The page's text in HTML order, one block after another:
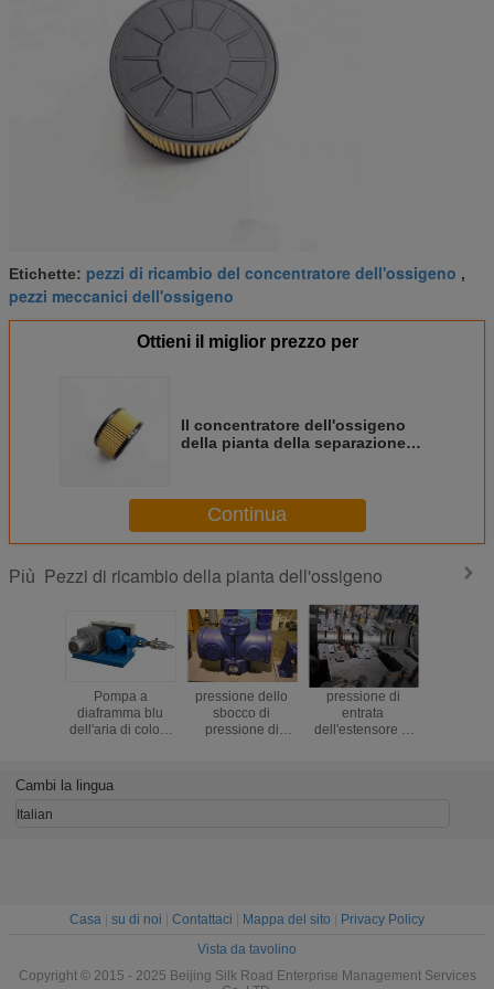
Etichette: pezzi di ricambio del concentratore dell'ossigeno ,
pezzi meccanici dell'ossigeno
Ottieni il miglior prezzo per
Il concentratore dell'ossigeno
della pianta della separazione
Continua
Più Pezzi di ricambio della pianta dell'ossigeno
Pompa a
diaframma blu
dell'aria di colore
dell'ossigeno,
lunga vita
pressione dello
sbocco di
pressione di
pressione di
entrata
dell'estensore di
Cambi la lingua
Italian
Casa su di noi Contattaci Mappa del sito
Privacy Policy
Vista da tavolino
Copyright © 2015 - 2025 Beijing Silk Road Enterprise Management Services